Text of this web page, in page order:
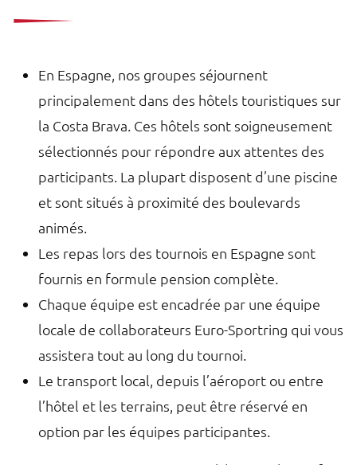
En Espagne, nos groupes séjournent
principalement dans des hôtels touristiques sur
la Costa Brava. Ces hôtels sont soigneusement
sélectionnés pour répondre aux attentes des
participants. La plupart disposent d’une piscine
et sont situés à proximité des boulevards
animés.
Les repas lors des tournois en Espagne sont
fournis en formule pension complète.
Chaque équipe est encadrée par une équipe
locale de collaborateurs Euro-Sportring qui vous
assistera tout au long du tournoi.
Le transport local, depuis l’aéroport ou entre
l’hôtel et les terrains, peut être réservé en
option par les équipes participantes.